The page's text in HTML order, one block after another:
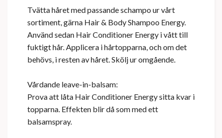
Tvätta håret med passande schampo ur vårt
sortiment, gärna Hair & Body Shampoo Energy.
Använd sedan Hair Conditioner Energy i vått till
fuktigt hår. Applicera i hårtopparna, och om det
behövs, i resten av håret. Skölj ur omgående.
Vårdande leave-in-balsam:
Prova att låta Hair Conditioner Energy sitta kvar i
topparna. Effekten blir då som med ett
balsamspray.